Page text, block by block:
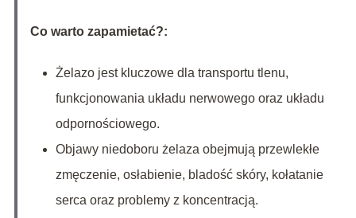
Co warto zapamietać?:
Żelazo jest kluczowe dla transportu tlenu,
funkcjonowania układu nerwowego oraz układu
odpornościowego.
Objawy niedoboru żelaza obejmują przewlekłe
zmęczenie, osłabienie, bladość skóry, kołatanie
serca oraz problemy z koncentracją.